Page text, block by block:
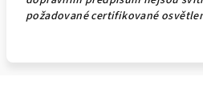
požadované certifikované